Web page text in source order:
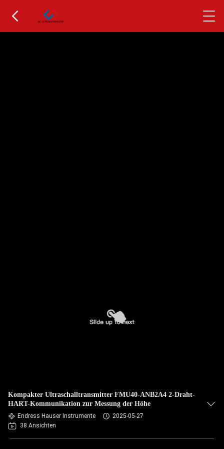
Kompakter Ultraschalltransmitter FMU40-ANB2A4 2-Draht-
HART-Kommunikation zur Messung der Höhe
Endress Hauser Instrumente
2025-05-27
38 Ansichten